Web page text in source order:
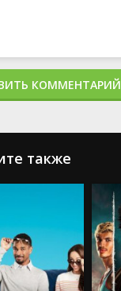
КОММЕНТАРИЙ
также